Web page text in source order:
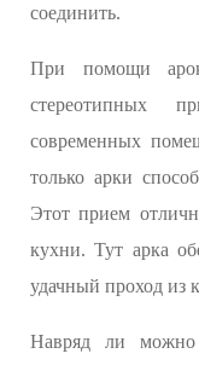
соединить.
При помощи
стереотипных
современных
только арки
Этот прием
кухни. Тут арка
удачный проход из
Навряд ли можно